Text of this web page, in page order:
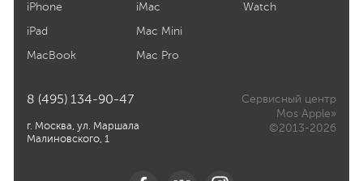
iPhone
iPad
MacBook
iMac
Mac Mini
Mac Pro
Watch
8 (495) 134-90-47
г. Москва, ул. Маршала
Малиновского, 1
Сервисный центр
Mos Apple»
©2013-2026